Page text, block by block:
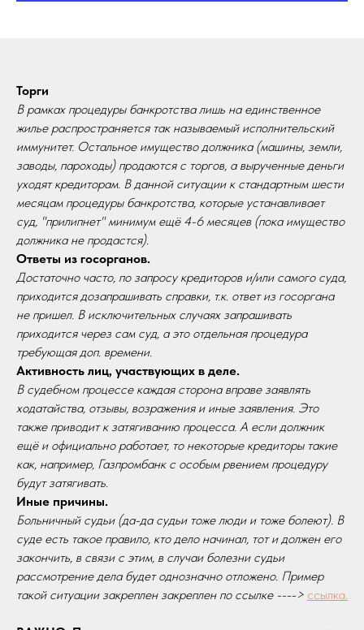
Торги
В рамках процедуры банкротства лишь на единственное
жилье распространяется так называемый исполнительский
иммунитет. Остальное имущество должника (машины, земли,
заводы, пароходы) продаются с торгов, а вырученные деньги
уходят кредиторам. В данной ситуации к стандартным шести
месяцам процедуры банкротства, которые устанавливает
суд, "прилипнет" минимум ещё 4-6 месяцев (пока имущество
должника не продастся).
Ответы из госорганов.
Достаточно часто, по запросу кредиторов и/или самого суда,
приходится дозапрашивать справки, т.к. ответ из госоргана
не пришел. В исключительных случаях запрашивать
приходится через сам суд, а это отдельная процедура
требующая доп. времени.
Активность лиц, участвующих в деле.
В судебном процессе каждая сторона вправе заявлять
ходатайства, отзывы, возражения и иные заявления. Это
также приводит к затягиванию процесса. А если должник
ещё и официально работает, то некоторые кредиторы такие
как, например, Газпромбанк с особым рвением процедуру
будут затягивать.
Иные причины.
Больничный судьи (да-да судьи тоже люди и тоже болеют). В
суде есть такое правило, кто дело начинал, тот и должен его
закончить, в связи с этим, в случаи болезни судьи
рассмотрение дела будет однозначно отложено. Пример
такой ситуации закреплен закреплен по ссылке ----> ссылка.